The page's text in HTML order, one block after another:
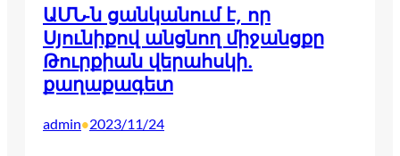
ԱՄՆ-ն ցանկանում է, որ
Սյունիքով անցնող միջանցքը
Թուրքիան վերահսկի.
քաղաքագետ
admin•2023/11/24